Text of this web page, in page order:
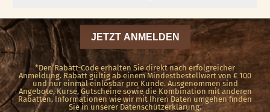
*Den Rabatt-Code erhalten Sie direkt nach erfolgreicher
Anmeldung. Rabatt gültig ab einem Mindestbestellwert von € 100
und nur einmal einlösbar pro Kunde. Ausgenommen sind
Angebote, Kurse, Gutscheine sowie die Kombination mit anderen
Rabatten. Informationen wie wir mit Ihren Daten umgehen finden
Sie in unserer Datenschutzerklärung.